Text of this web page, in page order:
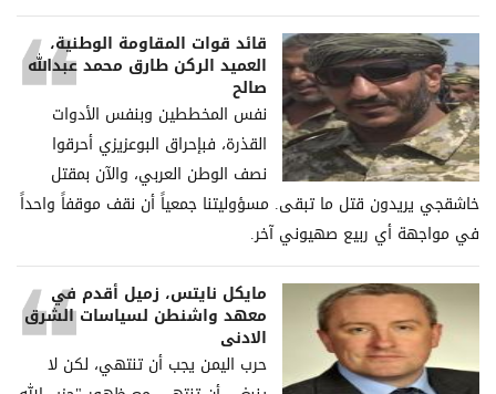
قائد قوات المقاومة الوطنية،
العميد الركن طارق محمد عبدالله
صالح
نفس المخططين وبنفس الأدوات
القذرة، فبإحراق البوعزيزي أحرقوا
نصف الوطن العربي، والآن بمقتل
خاشقجي يريدون قتل ما تبقى. مسؤوليتنا جمعياً أن نقف موقفاً واحداً
في مواجهة أي ربيع صهيوني آخر.
مايكل نايتس، زميل أقدم في
معهد واشنطن لسياسات الشرق
الادنى
حرب اليمن يجب أن تنتهي، لكن لا